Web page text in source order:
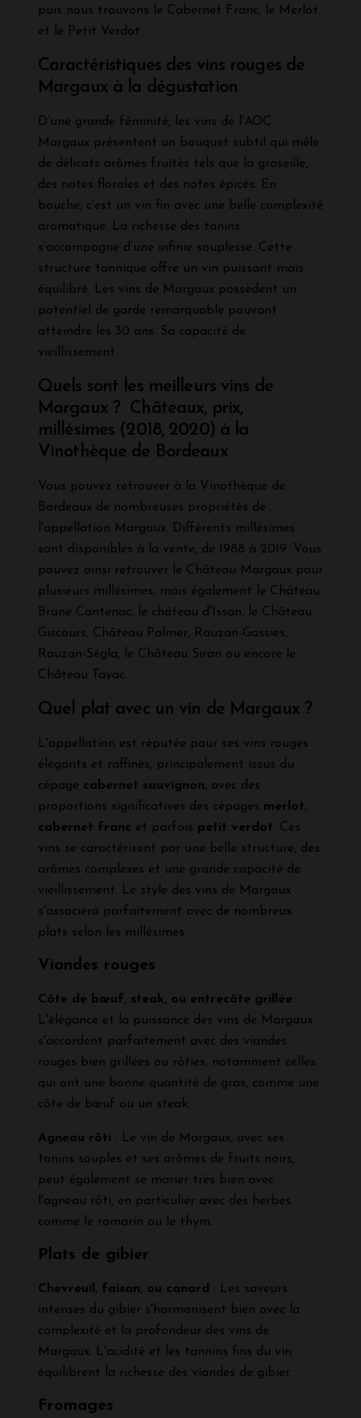
puis nous trouvons le Cabernet Franc, le Merlot.
et le Petit Verdot.
Caractéristiques des vins rouges de
Margaux à la dégustation
D’une grande féminité, les vins de l'AOC
Margaux présentent un bouquet subtil qui mêle
de délicats arômes fruités tels que la groseille,
des notes florales et des notes épicés. En
bouche, c'est un vin fin avec une belle complexité
aromatique. La richesse des tanins
s’accompagne d’une infinie souplesse. Cette
structure tannique offre un vin puissant mais
équilibré. Les vins de Margaux possèdent un
potentiel de garde remarquable pouvant
atteindre les 30 ans. Sa capacité de
vieillissement
Quels sont les meilleurs vins de
Margaux ? Châteaux, prix,
millésimes (2018, 2020) à la
Vinothèque de Bordeaux
Vous pouvez retrouver à la Vinothèque de
Bordeaux de nombreuses propriétés de
l'appellation Margaux. Différents millésimes
sont disponibles à la vente, de 1988 à 2019. Vous
pouvez ainsi retrouver le Château Margaux pour
plusieurs millésimes, mais également le Château
Brane Cantenac, le château d'Issan, le Château
Giscours, Château Palmer, Rauzan-Gassies,
Rauzan-Ségla, le Château Siran ou encore le
Château Tayac.
Quel plat avec un vin de Margaux ?
L'appellation est réputée pour ses vins rouges
élégants et raffinés, principalement issus du
cépage cabernet sauvignon, avec des
proportions significatives des cépages merlot,
cabernet franc et parfois petit verdot. Ces
vins se caractérisent par une belle structure, des
arômes complexes et une grande capacité de
vieillissement. Le style des vins de Margaux
s'associera parfaitement avec de nombreux
plats selon les millésimes :
Viandes rouges
Côte de bœuf, steak, ou entrecôte grillée :
L'élégance et la puissance des vins de Margaux
s'accordent parfaitement avec des viandes
rouges bien grillées ou rôties, notamment celles
qui ont une bonne quantité de gras, comme une
côte de bœuf ou un steak.
Agneau rôti : Le vin de Margaux, avec ses
tanins souples et ses arômes de fruits noirs,
peut également se marier très bien avec
l'agneau rôti, en particulier avec des herbes
comme le romarin ou le thym.
Plats de gibier
Chevreuil, faisan, ou canard : Les saveurs
intenses du gibier s'harmonisent bien avec la
complexité et la profondeur des vins de
Margaux. L'acidité et les tannins fins du vin
équilibrent la richesse des viandes de gibier.
Fromages